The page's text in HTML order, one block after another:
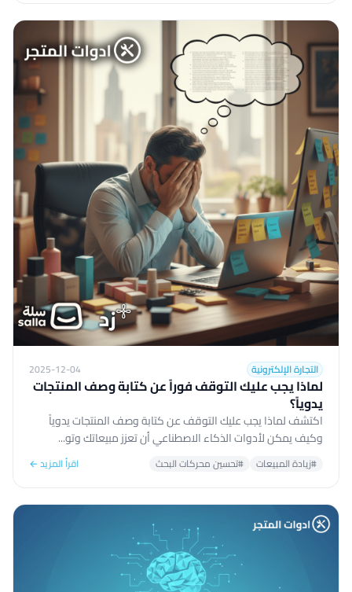
التجارة الإلكترونية 2025-12-04
لماذا يجب عليك التوقف فوراً عن كتابة وصف المنتجات
يدوياً؟
اكتشف لماذا يجب عليك التوقف عن كتابة وصف المنتجات يدوياً
وكيف يمكن لأدوات الذكاء الاصطناعي أن تعزز مبيعاتك وتو...
#زيادة المبيعات #تحسين محركات البحث اقرأ المزيد ←